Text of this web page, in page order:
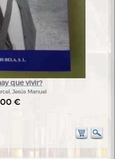
que vivir?
Jesús Manuel
€